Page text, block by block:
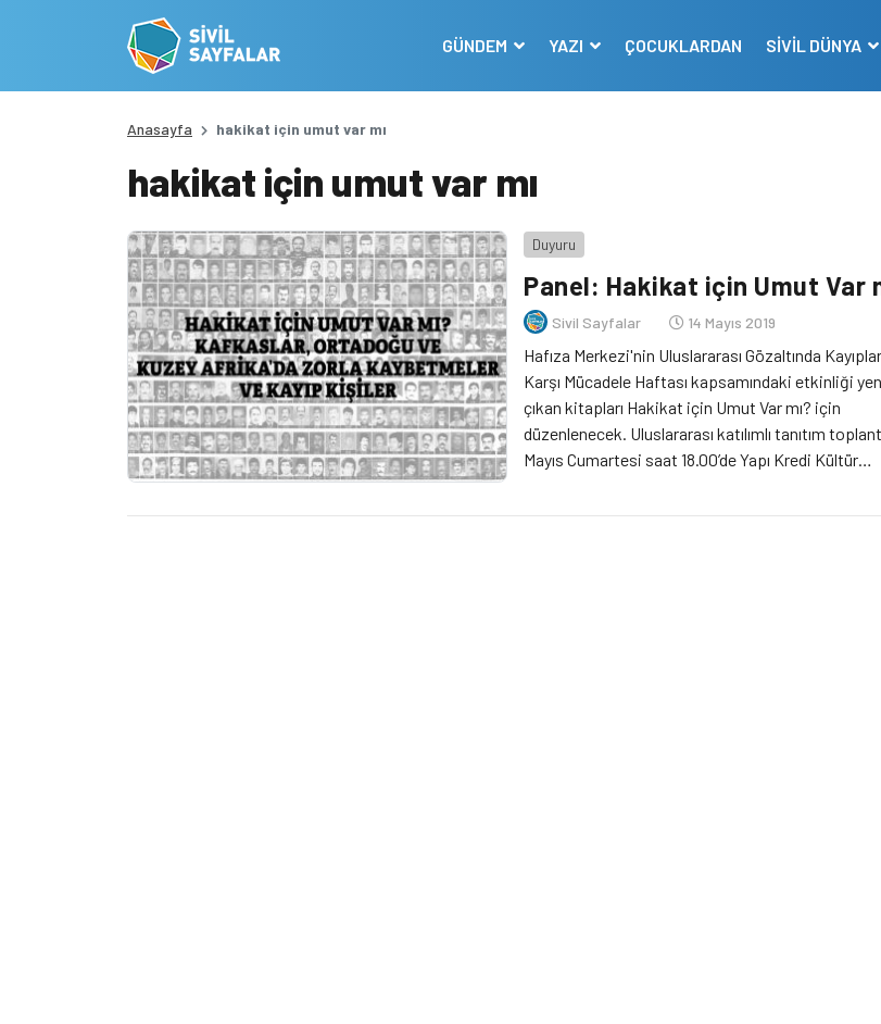
GÜNDEM YAZI ÇOCUKLARDAN SİVİL DÜNYA
Anasayfa hakikat için umut var mı
hakikat için umut var mı
Duyuru
Panel: Hakikat için Umut Var
Sivil Sayfalar 14 Mayıs 2019
Hafıza Merkezi'nin Uluslararası Gözaltında
Karşı Mücadele Haftası kapsamındaki etkinliği
çıkan kitapları Hakikat için Umut Var mı? için
düzenlenecek. Uluslararası katılımlı tanıtım
Mayıs Cumartesi saat 18.00’de Yapı Kredi Kültür